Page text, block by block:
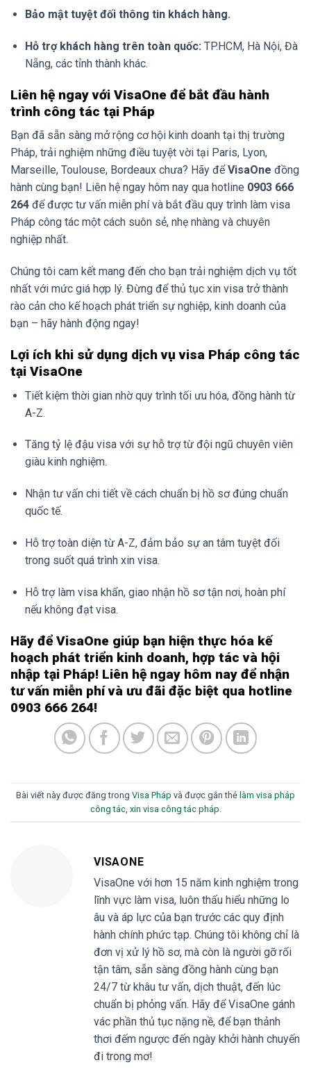
Bảo mật tuyệt đối thông tin khách hàng.
Hỗ trợ khách hàng trên toàn quốc: TP.HCM, Hà Nội, Đà
Nẵng, các tỉnh thành khác.
Liên hệ ngay với VisaOne để bắt đầu hành
trình công tác tại Pháp
Bạn đã sẵn sàng mở rộng cơ hội kinh doanh tại thị trường
Pháp, trải nghiệm những điều tuyệt vời tại Paris, Lyon,
Marseille, Toulouse, Bordeaux chưa? Hãy đểVisaOne đồng
hành cùng bạn! Liên hệ ngay hôm nay qua hotline 0903 666
264 để được tư vấn miễn phí và bắt đầu quy trình làm visa
Pháp công tác một cách suôn sẻ, nhẹ nhàng và chuyên
nghiệp nhất.
Chúng tôi cam kết mang đến cho bạn trải nghiệm dịch vụ tốt
nhất với mức giá hợp lý. Đừng để thủ tục xin visa trở thành
rào cản cho kế hoạch phát triển sự nghiệp, kinh doanh của
bạn – hãy hành động ngay!
Lợi ích khi sử dụng dịch vụ visa Pháp công tác
tại VisaOne
Tiết kiệm thời gian nhờ quy trình tối ưu hóa, đồng hành từ
A-Z.
Tăng tỷ lệ đậu visa với sự hỗ trợ từ đội ngũ chuyên viên
giàu kinh nghiệm.
Nhận tư vấn chi tiết về cách chuẩn bị hồ sơ đúng chuẩn
quốc tế.
Hỗ trợ toàn diện từ A-Z, đảm bảo sự an tâm tuyệt đối
trong suốt quá trình xin visa.
Hỗ trợ làm visa khẩn, giao nhận hồ sơ tận nơi, hoàn phí
nếu không đạt visa.
Hãy để VisaOne giúp bạn hiện thực hóa kế
hoạch phát triển kinh doanh, hợp tác và hội
nhập tại Pháp! Liên hệ ngay hôm nay để nhận
tư vấn miễn phí và ưu đãi đặc biệt qua hotline
0903 666 264!
Bài viết này được đăng trong Visa Pháp và được gắn thẻ làm visa pháp
công tác, xin visa công tác pháp
VISAONE
VisaOne với hơn 15 năm kinh nghiệm trong
lĩnh vực làm visa, luôn thấu hiểu những lo
âu và áp lực của bạn trước các quy định
hành chính phức tạp. Chúng tôi không chỉ là
đơn vị xử lý hồ sơ, mà còn là người gỡ rối
tận tâm, sẵn sàng đồng hành cùng bạn
24/7 từ khâu tư vấn, dịch thuật, đến lúc
chuẩn bị phỏng vấn. Hãy để VisaOne gánh
vác phần thủ tục nặng nề, để bạn thảnh
thơi đếm ngược đến ngày khởi hành chuyến
đi trong mơ!